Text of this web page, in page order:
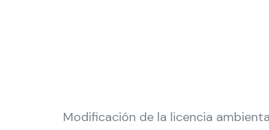
Modificación de la licencia